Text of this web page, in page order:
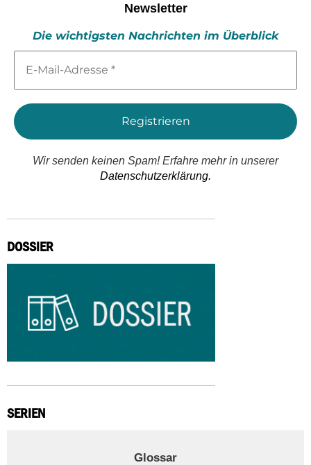
Newsletter
Die wichtigsten Nachrichten im Überblick
Mail-
*
Wir senden keinen Spam! Erfahre mehr in unserer
Datenschutzerklärung.
DOSSIER
SERIEN
Glossar